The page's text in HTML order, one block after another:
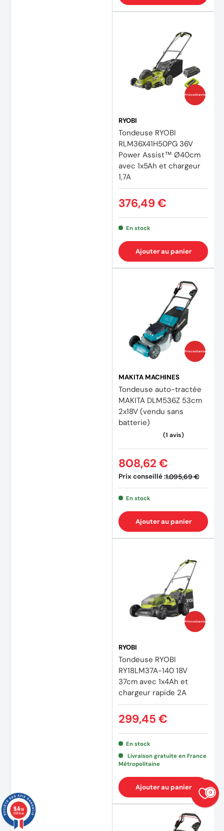
Prix coûtants
RYOBI
Tondeuse RYOBI
RLM36X41H50PG 36V
Power Assist™ Ø40cm
avec 1x5Ah et chargeur
1,7A
376,49 €
En stock
Ajouter au panier
Prix coûtants
MAKITA MACHINES
Tondeuse auto-tractée
MAKITA DLM536Z 53cm
2x18V (vendu sans
batterie)
Prix conseillé :1.095,69 €
808,62 €
En stock
Ajouter au panier
Prix coûtants
RYOBI
Tondeuse RYOBI
RY18LM37A-140 18V
37cm avec 1x4Ah et
chargeur rapide 2A
299,45 €
En stock
Livraison gratuite en France
Métropolitaine
Ajouter au panier
0
9.4/10
23874 avis